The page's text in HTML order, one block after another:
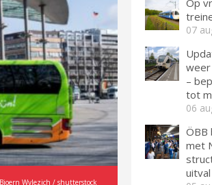
Wylezich / shutterstock
Op
07
weer
–
tot
06
ÖBB
met